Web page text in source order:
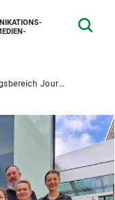
Journalismusforschung